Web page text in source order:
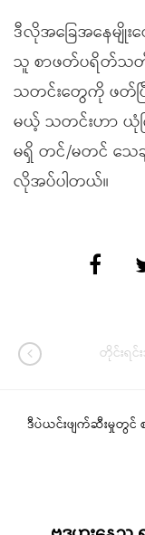
ဒီလိုအခြေအနေမ
သူ စာဖတ်ပရိတ်သ
သတင်းတွေကို ဖတ်ပ
မယ့် သတင်းဟာ ယုံ
မရှိ တင်/မတင် သေခ
လိုအပ်ပါတယ်။
တိုင်းရင်
ဒီပဲယင်းဖျက်ဆီးမှုတွင်